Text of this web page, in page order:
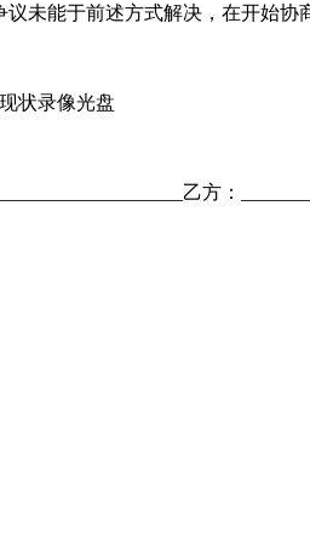
能于前述方式解决，在开始协
状录像光盘
乙方：